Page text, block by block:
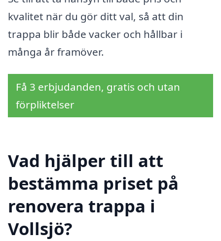
kvalitet när du gör ditt val, så att din
trappa blir både vacker och hållbar i
många år framöver.
Få 3 erbjudanden, gratis och utan
förpliktelser
Vad hjälper till att
bestämma priset på
renovera trappa i
Vollsjö?